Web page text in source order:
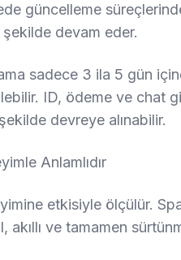
güncelleme
devam eder.
sadece 3 ila 5 gün
ID, ödeme ve chat
devreye alınabilir.
Anlamlıdır
etkisiyle ölçülür.
akıllı ve tamamen